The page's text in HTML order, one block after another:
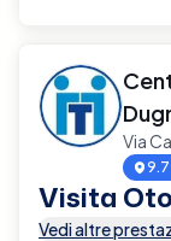
Via
Visita
Vedi altre